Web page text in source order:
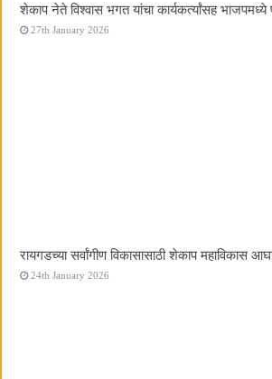
शेकाप नेते विश्वास भगत यांचा कार्यकर्त्यांसह
27th January 2026
रायगडच्या सर्वांगीण विकासासाठी शेकाप महाविकास
24th January 2026